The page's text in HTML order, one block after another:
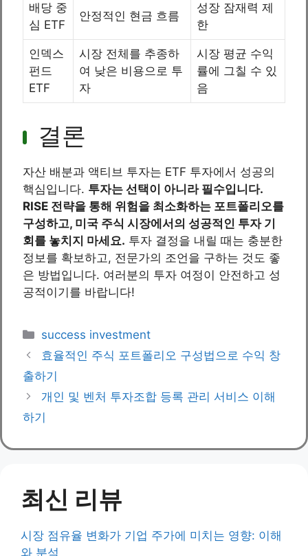
배당 중
심 ETF
안정적인 현금 흐름
성장 잠재력 제
한
인덱스
펀드
ETF
시장 전체를 추종하
여 낮은 비용으로 투
자
시장 평균 수익
률에 그칠 수 있
음
결론
자산 배분과 액티브 투자는 ETF 투자에서 성공의
핵심입니다. 투자는 선택이 아니라 필수입니다.
RISE 전략을 통해 위험을 최소화하는 포트폴리오를
구성하고, 미국 주식 시장에서의 성공적인 투자 기
회를 놓치지 마세요. 투자 결정을 내릴 때는 충분한
정보를 확보하고, 전문가의 조언을 구하는 것도 좋
은 방법입니다. 여러분의 투자 여정이 안전하고 성
공적이기를 바랍니다!
Categories
success investment
효율적인 주식 포트폴리오 구성법으로 수익 창
출하기
개인 및 벤처 투자조합 등록 관리 서비스 이해
하기
최신 리뷰
시장 점유율 변화가 기업 주가에 미치는 영향: 이해
와 분석